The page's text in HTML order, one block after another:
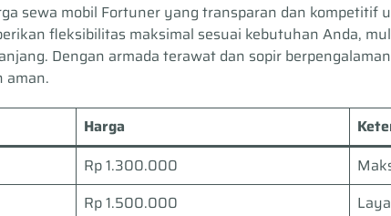
sewa mobil Fortuner yang transparan dan kompetitif
fleksibilitas maksimal sesuai kebutuhan Anda,
Dengan armada terawat dan sopir
aman.
Harga
Rp 1.300.000
Rp 1.500.000